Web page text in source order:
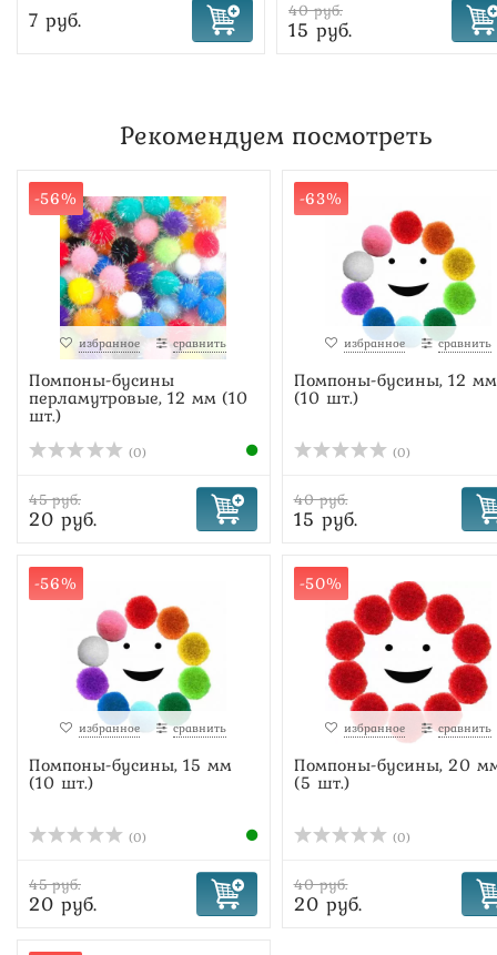
7 руб. 40 руб.
15 руб.
Рекомендуем посмотреть
-56%
избранное сравнить
Помпоны-бусины
перламутровые, 12 мм (10
шт.)
(0)
45 руб.
20 руб.
-63%
избранное сравнить
Помпоны-бусины, 12 мм
(10 шт.)
(0)
40 руб.
15 руб.
-56%
избранное сравнить
Помпоны-бусины, 15 мм
(10 шт.)
(0)
45 руб.
20 руб.
-50%
избранное сравнить
Помпоны-бусины, 20
(5 шт.)
(0)
40 руб.
20 руб.